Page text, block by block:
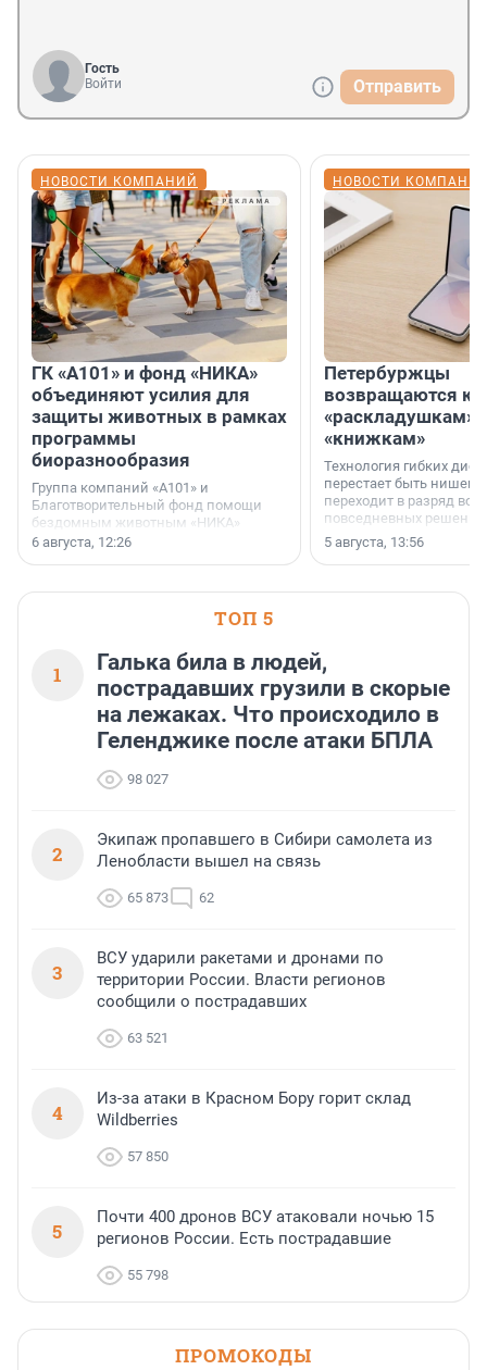
Гость
Войти
Отправить
НОВОСТИ КОМПАНИЙ
ГК «А101» и фонд «НИКА»
объединяют усилия для
защиты животных в рамках
программы
биоразнообразия
Группа компаний «А101» и
Благотворительный фонд помощи
бездомным животным «НИКА»
заключили соглашение о
6 августа, 12:26
НОВОСТИ
Петербуржцы
возвращаются к
«раскладушкам»
«книжкам»
Технология гибких
перестает быть
переходит в разряд
повседневных
5 августа, 13:56
ТОП 5
1
Галька била в людей,
пострадавших грузили в скорые
на лежаках. Что происходило в
Геленджике после атаки БПЛА
98 027
2
Экипаж пропавшего в Сибири самолета из
Ленобласти вышел на связь
65 873 62
3
ВСУ ударили ракетами и дронами по
территории России. Власти регионов
сообщили о пострадавших
63 521
4
Из-за атаки в Красном Бору горит склад
Wildberries
57 850
5
Почти 400 дронов ВСУ атаковали ночью 15
регионов России. Есть пострадавшие
55 798
ПРОМОКОДЫ